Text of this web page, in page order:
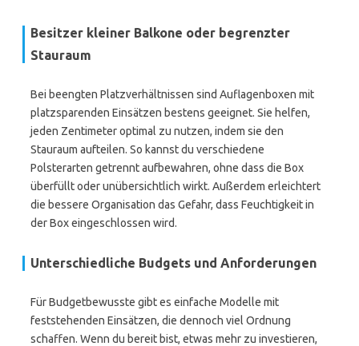
Besitzer kleiner Balkone oder begrenzter
Stauraum
Bei beengten Platzverhältnissen sind Auflagenboxen mit
platzsparenden Einsätzen bestens geeignet. Sie helfen,
jeden Zentimeter optimal zu nutzen, indem sie den
Stauraum aufteilen. So kannst du verschiedene
Polsterarten getrennt aufbewahren, ohne dass die Box
überfüllt oder unübersichtlich wirkt. Außerdem erleichtert
die bessere Organisation das Gefahr, dass Feuchtigkeit in
der Box eingeschlossen wird.
Unterschiedliche Budgets und Anforderungen
Für Budgetbewusste gibt es einfache Modelle mit
feststehenden Einsätzen, die dennoch viel Ordnung
schaffen. Wenn du bereit bist, etwas mehr zu investieren,